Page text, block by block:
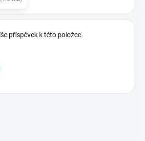
příspěvek k této položce.